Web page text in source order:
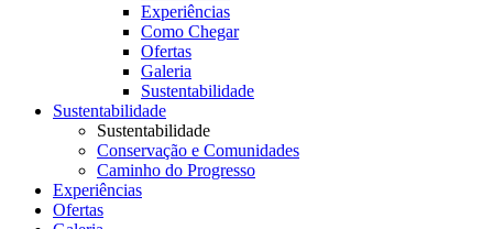
Experiências
Como Chegar
Ofertas
Galeria
Sustentabilidade
Sustentabilidade
Sustentabilidade
Conservação e Comunidades
Caminho do Progresso
Experiências
Ofertas